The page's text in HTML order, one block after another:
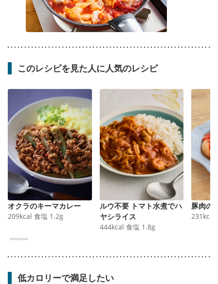
このレシピを見た人に人気のレシピ
オクラのキーマカレー
209kcal 食塩 1.2g
ルウ不要 トマト水煮でハ
ヤシライス
444kcal 食塩 1.8g
豚肉の
231 kcal
低カロリーで満足したい